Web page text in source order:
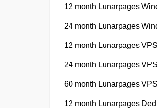
12 month Lunarpages
24 month Lunarpages
12 month Lunarpages
24 month Lunarpages
60 month Lunarpages
12 month Lunarpages